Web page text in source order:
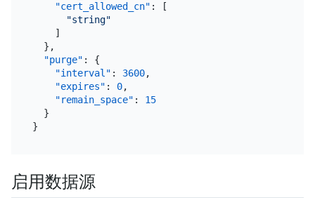
"cert_allowed_cn" :
[
"string"
]
} ,
"purge" :
{
"interval" : 3600,
"expires" : 0,
"remain_space" :
15
}
}
启用数据源